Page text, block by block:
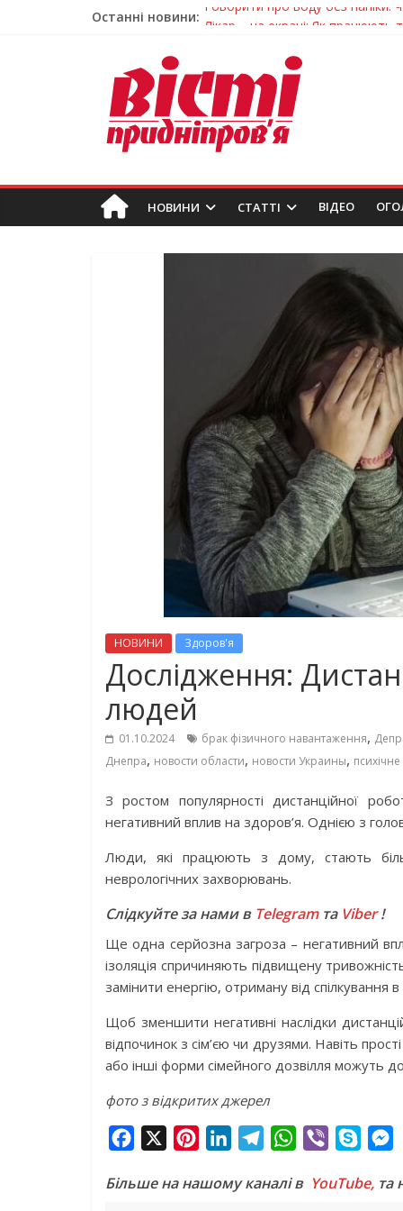
Останні новини: Лікар – на екрані: Як працюють
Пошуки тривають: на
Ветерани Дніпропетровщини
Говорити про воду без паніки:
НОВИНИ СТАТТІ ВIДЕО
НОВИНИ Здоров'я
Дослідження:
людей
01.10.2024 брак фізичного навантаження,
Днепра, новости области, новости Украины,
З ростом популярності дистанційної
негативний вплив на здоров’я. Однією з
Люди, які працюють з дому, стають
неврологічних захворювань.
Слідкуйте за нами в Telegramта Viber!
Ще одна серйозна загроза – негативний
ізоляція спричиняють підвищену
замінити енергію, отриману від спілкування
Щоб зменшити негативні наслідки
відпочинок з сім’єю чи друзями. Навіть
або інші форми сімейного дозвілля можуть
фото з відкритих джерел
c
n
n
l
W
a
b
y
s
Більше на нашому каналі в YouTube, та